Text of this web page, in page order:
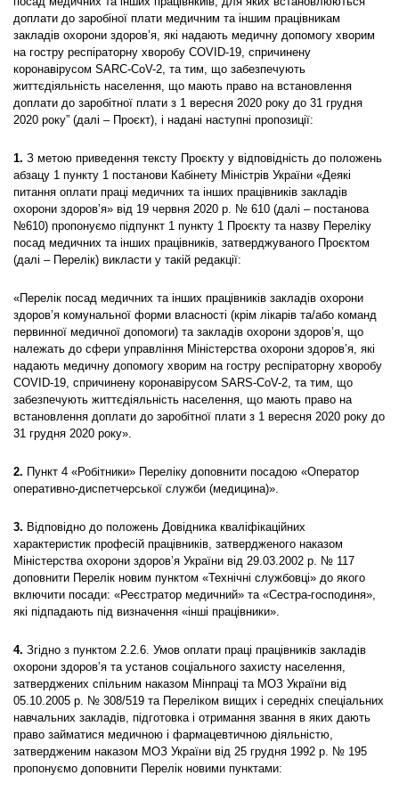
доплати до заробіної плати медичним та іншим працівникам
закладів охорони здоров’я, які надають медичну допомогу хворим
на гостру респіраторну хворобу COVID-19, спричинену
коронавірусом SARC-CoV-2, та тим, що забезпечують
життєдіяльність населення, що мають право на встановлення
доплати до заробітної плати з 1 вересня 2020 року до 31 грудня
2020 року” (далі – Проєкт), і надані наступні пропозиції:
1. З метою приведення тексту Проєкту у відповідність до положень
абзацу 1 пункту 1 постанови Кабінету Міністрів України «Деякі
питання оплати праці медичних та інших працівників закладів
охорони здоров’я» від 19 червня 2020 р. № 610 (далі – постанова
№610) пропонуємо підпункт 1 пункту 1 Проєкту та назву Переліку
посад медичних та інших працівників, затверджуваного Проєктом
(далі – Перелік) викласти у такій редакції:
«Перелік посад медичних та інших працівників закладів охорони
здоров’я комунальної форми власності (крім лікарів та/або команд
первинної медичної допомоги) та закладів охорони здоров’я, що
належать до сфери управління Міністерства охорони здоров’я, які
надають медичну допомогу хворим на гостру респіраторну хворобу
COVID-19, спричинену коронавірусом SARS-CoV-2, та тим, що
забезпечують життєдіяльність населення, що мають право на
встановлення доплати до заробітної плати з 1 вересня 2020 року до
31 грудня 2020 року».
2. Пункт 4 «Робітники» Переліку доповнити посадою «Оператор
оперативно-диспетчерської служби (медицина)».
3. Відповідно до положень Довідника кваліфікаційних
характеристик професій працівників, затвердженого наказом
Міністерства охорони здоров’я України від 29.03.2002 р. № 117
доповнити Перелік новим пунктом «Технічні службовці» до якого
включити посади: «Реєстратор медичний» та «Сестра-господиня»,
які підпадають під визначення «інші працівники».
4. Згідно з пунктом 2.2.6. Умов оплати праці працівників закладів
охорони здоров’я та установ соціального захисту населення,
затверджених спільним наказом Мінпраці та МОЗ України від
05.10.2005 р. № 308/519 та Переліком вищих і середніх спеціальних
навчальних закладів, підготовка і отримання звання в яких дають
право займатися медичною і фармацевтичною діяльністю,
затвердженим наказом МОЗ України від 25 грудня 1992 р. № 195
пропонуємо доповнити Перелік новими пунктами: